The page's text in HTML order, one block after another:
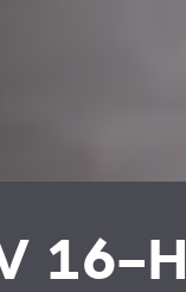
16-H